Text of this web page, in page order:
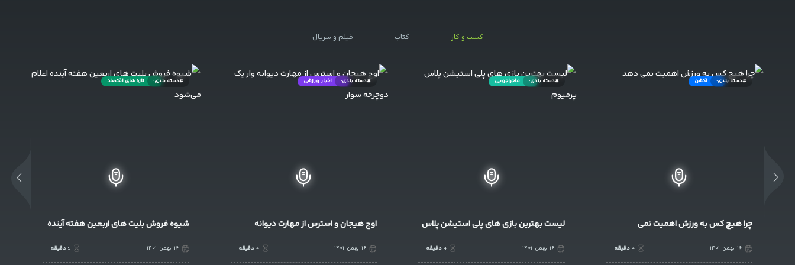
کسب و کار کتاب فیلم و سریال
#دسته بندی: ماجراجویی
لیست بهترین بازی های پلی استیشن پلاس
۱۶ بهمن ۱۴۰۱ 4 دقیقه
#دسته بندی: اخبار ورزشی
اوج هیجان و استرس از مهارت دیوانه‌
۱۶ بهمن ۱۴۰۱ 4 دقیقه
#دسته بندی: تازه های اقتصاد
شیوه فروش بلیت های اربعین هفته آینده
۱۶ بهمن ۱۴۰۱ 5 دقیقه
#دسته بندی: ماجراجویی
بهترین بازی های اندروید 2024 در دسترس
۱۶ بهمن ۱۴۰۱ 4 دقیقه